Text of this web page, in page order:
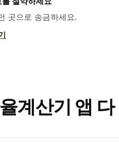
곳으로 송금하세요.
계산기 앱 다